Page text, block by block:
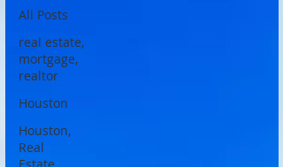
All Posts
real estate,
mortgage,
realtor
Houston
Houston,
Real